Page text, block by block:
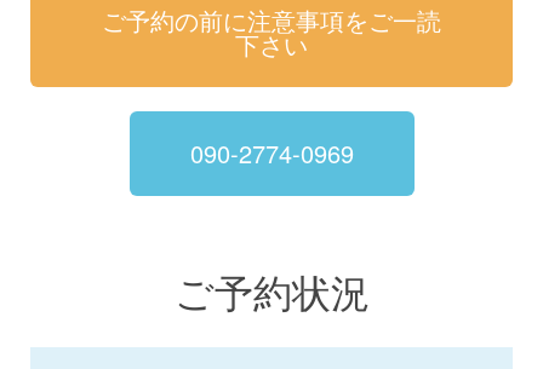
ご予約の前に注意事項をご一読
下さい
090-2774-0969
ご予約状況